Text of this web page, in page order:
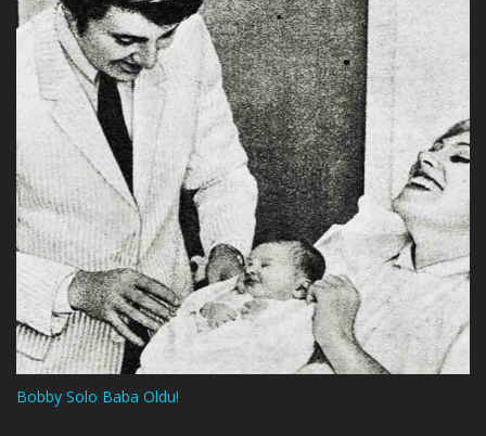
Bobby Solo Baba Oldu!